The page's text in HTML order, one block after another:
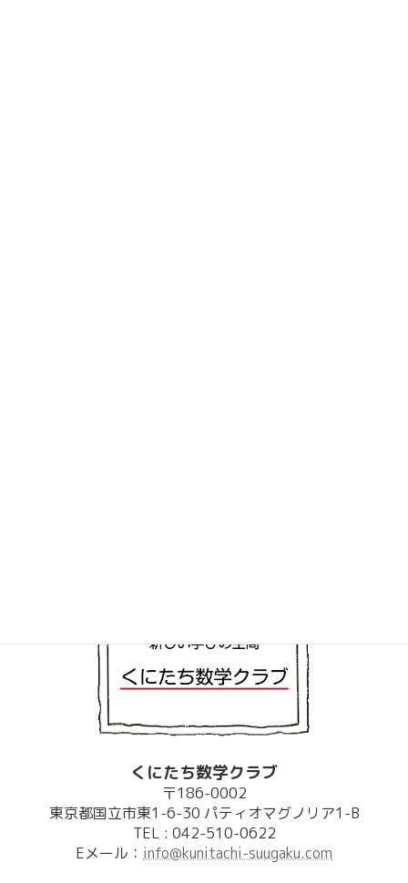
くにたち数学クラブ
〒186-0002
東京都国立市東1-6-30 パティオマグノリア1-B
TEL : 042-510-0622
Eメール： info@kunitachi-suugaku.com